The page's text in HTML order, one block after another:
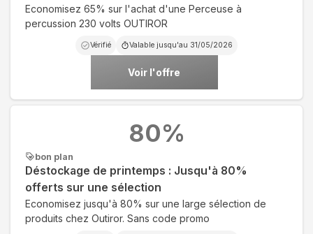
Economisez 65% sur l'achat d'une Perceuse à
percussion 230 volts OUTIROR
Vérifié Valable jusqu'au 31/05/2026
Voir l'offre
bon plan
Déstockage de printemps : Jusqu'à 80%
offerts sur une sélection
Economisez jusqu'à 80% sur une large sélection de
produits chez Outiror. Sans code promo
80%